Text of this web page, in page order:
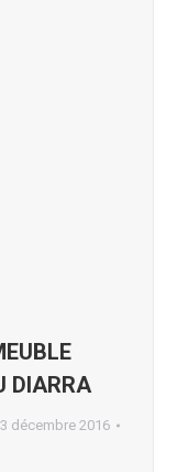
DIARRA
décembre 2016